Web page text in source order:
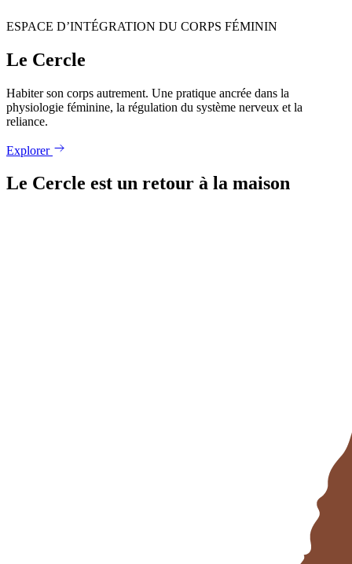
ESPACE D’INTÉGRATION DU CORPS FÉMININ
Le Cercle
Habiter son corps autrement. Une pratique ancrée dans la
physiologie féminine, la régulation du système nerveux et la
reliance.
Explorer
Le Cercle est un retour à la maison